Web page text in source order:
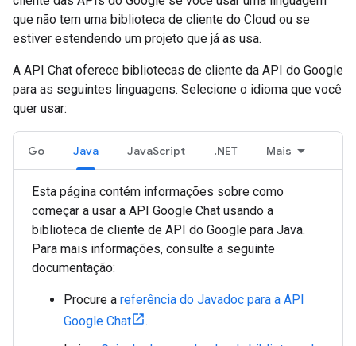
que não tem uma biblioteca de cliente do Cloud ou se
estiver estendendo um projeto que já as usa.
A API Chat oferece bibliotecas de cliente da API do Google
para as seguintes linguagens. Selecione o idioma que você
quer usar:
Go Java JavaScript .NET Mais
Esta página contém informações sobre como
começar a usar a API Google Chat usando a
biblioteca de cliente de API do Google para Java.
Para mais informações, consulte a seguinte
documentação:
Procure a referência do Javadoc para a API
Google Chat
.